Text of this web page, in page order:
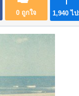
0ถูกใจ 1,940ไปมา